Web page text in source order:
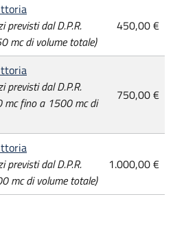
previsti dal D.P.R.
mc di volume totale)
450,00 €
previsti dal D.P.R.
fino a 1500 mc di
750,00 €
previsti dal D.P.R.
mc di volume totale)
1.000,00 €